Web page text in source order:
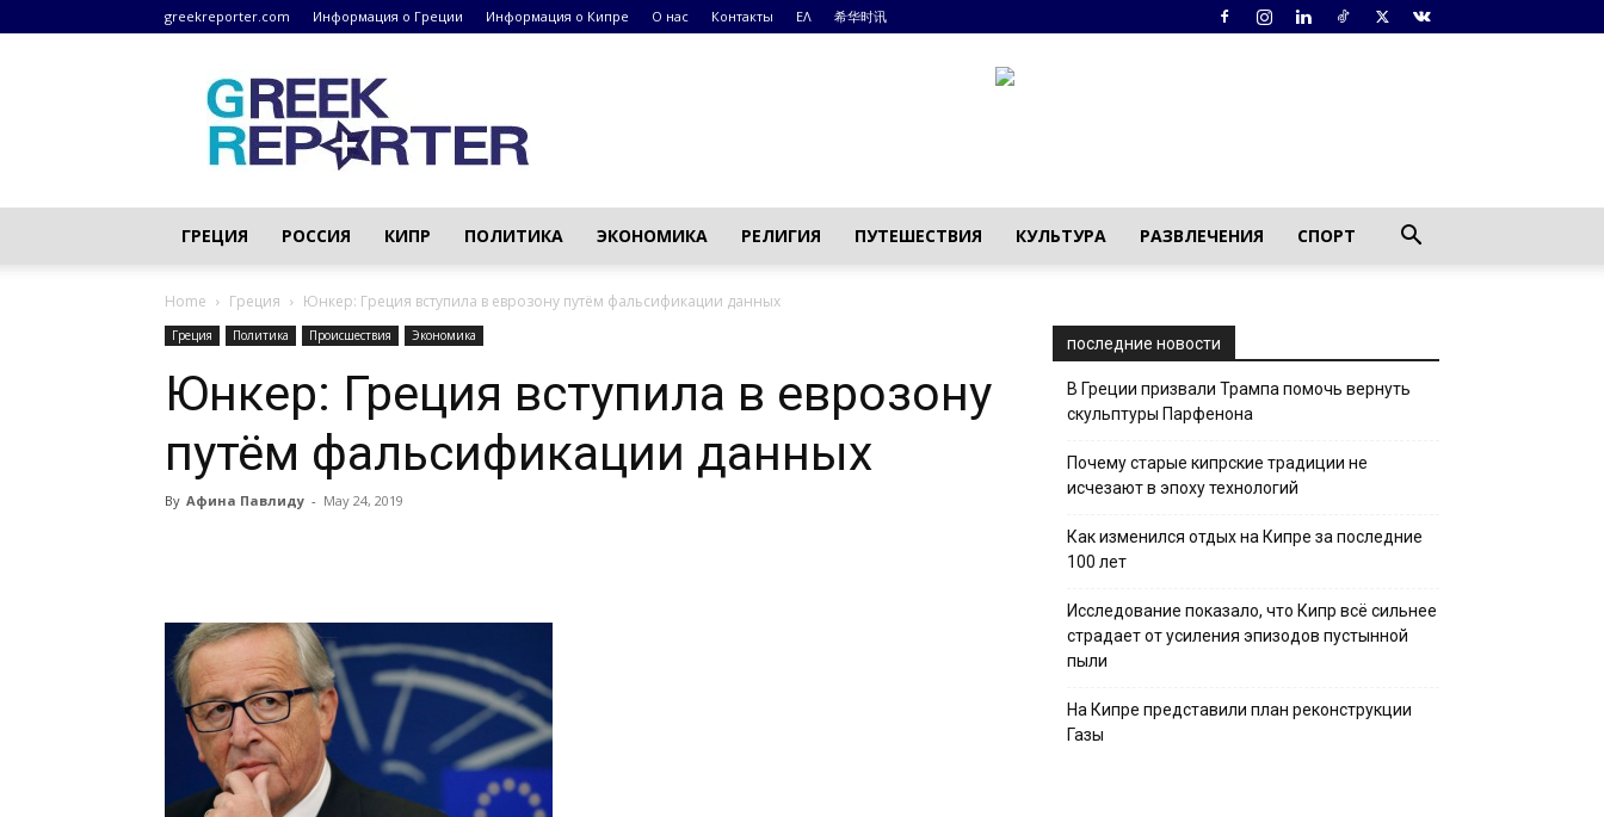
greekreporter.com Информация о Греции Информация о Кипре О нас Контакты ΕΛ 希华时讯
Греческие
новости
–
greekreporter.com
ГРЕЦИЯ РОССИЯ КИПР ПОЛИТИКА ЭКОНОМИКА РЕЛИГИЯ ПУТЕШЕСТВИЯ КУЛЬТУРА РАЗВЛЕЧЕНИЯ СПОРТ
Home Греция Юнкер: Греция вступила в еврозону путём фальсификации данных
Греция Политика Происшествия Экономика
Юнкер: Греция вступила в еврозону
путём фальсификации данных
By Афина Павлиду - May 24, 2019
последние новости
В Греции призвали Трампа помочь вернуть
скульптуры Парфенона
Почему старые кипрские традиции не
исчезают в эпоху технологий
Как изменился отдых на Кипре за последние
100 лет
Исследование показало, что Кипр всё сильнее
страдает от усиления эпизодов пустынной
пыли
На Кипре представили план реконструкции
Газы